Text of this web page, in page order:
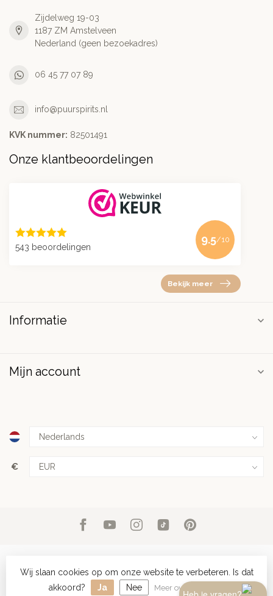
Zijdelweg 19-03
1187 ZM Amstelveen
Nederland (geen bezoekadres)
06 45 77 07 89
info@puurspirits.nl
KVK nummer: 82501491
Onze klantbeoordelingen
543 beoordelingen
9.5/10
Bekijk meer
Informatie
Mijn account
€
© Copyright 2026 PuurSpirits.nl- Powered byLightspeed-
Lightspeed designby Dyvelopment
Wij slaan cookies op om onze website te verbeteren. Is dat
akkoord?
Ja Nee Meer over cookies »